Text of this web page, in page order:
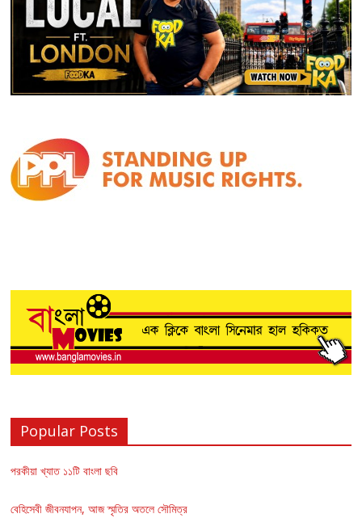
Popular Posts
পরকীয়া খ্যাত ১১টি বাংলা ছবি
বেহিসেবী জীবনযাপন, আজ স্মৃতির অতলে সৌমিত্র